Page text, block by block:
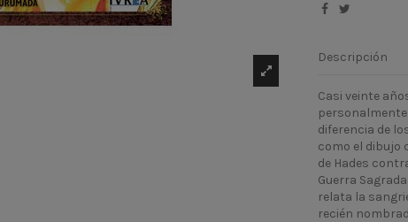
Descripción
Casi veinte
diferencia de
como el dibujo
de Hades
Guerra
relata la
recién